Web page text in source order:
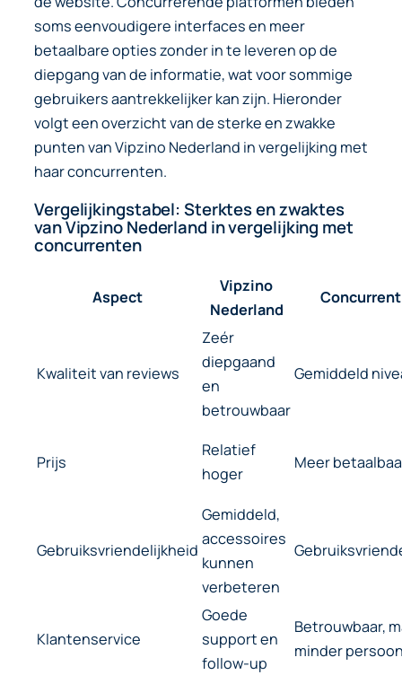
soms eenvoudigere interfaces en meer
betaalbare opties zonder in te leveren op de
diepgang van de informatie, wat voor sommige
gebruikers aantrekkelijker kan zijn. Hieronder
volgt een overzicht van de sterke en zwakke
punten van Vipzino Nederland in vergelijking met
haar concurrenten.
Vergelijkingstabel: Sterktes en zwaktes
van Vipzino Nederland in vergelijking met
concurrenten
Aspect
Vipzino
Nederland
Kwaliteit van reviews
Zeér
diepgaand
en
betrouwbaar
Gemiddeld
Prijs
Relatief
hoger
Meer
Gebruiksvriendelijkheid
Gemiddeld,
accessoires
kunnen
verbeteren
Klantenservice
Goede
support en
follow-up
Betrouwbaar,
minder